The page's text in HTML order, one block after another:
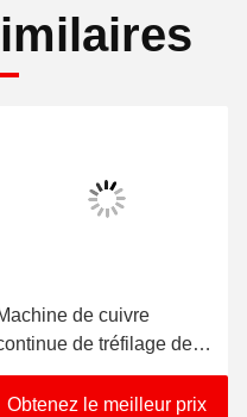
de cuivre
de tréfilage de
3 pratiques antiusure
de phase
Obtenez le meilleur prix